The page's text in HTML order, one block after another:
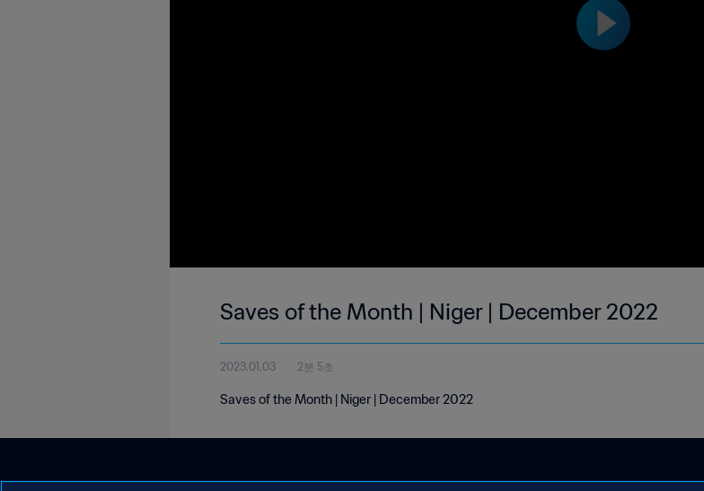
Saves of the Month | Niger | December 2022
2023.01.03 2분 5초
Saves of the Month | Niger | December 2022